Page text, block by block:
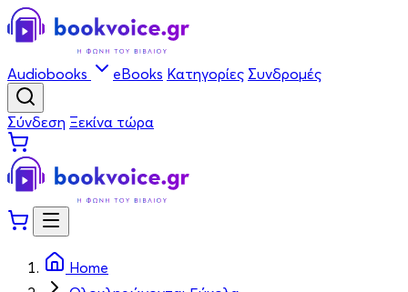
Audiobooks eBooks Κατηγορίες Συνδρομές
Σύνδεση Ξεκίνα τώρα
Home